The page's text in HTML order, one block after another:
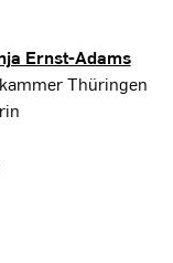
Ernst-Adams
Thüringen